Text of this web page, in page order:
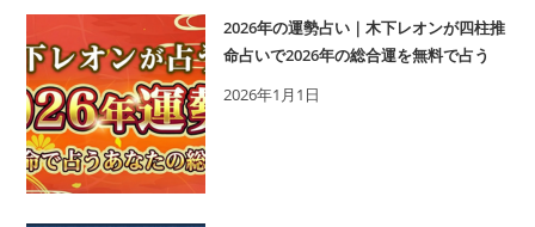
対
処
法
を
紹
介！
2026年の運勢占い｜木下レオンが四柱推
命占いで2026年の総合運を無料で占う
2026年1月1日